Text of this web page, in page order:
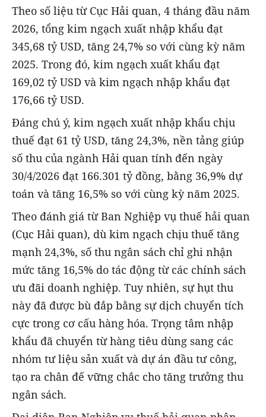
Theo số liệu từ Cục Hải quan, 4 tháng đầu năm
2026, tổng kim ngạch xuất nhập khẩu đạt
345,68 tỷ USD, tăng 24,7% so với cùng kỳ năm
2025. Trong đó, kim ngạch xuất khẩu đạt
169,02 tỷ USD và kim ngạch nhập khẩu đạt
176,66 tỷ USD.
Đáng chú ý, kim ngạch xuất nhập khẩu chịu
thuế đạt 61 tỷ USD, tăng 24,3%, nền tảng giúp
số thu của ngành Hải quan tính đến ngày
30/4/2026 đạt 166.301 tỷ đồng, bằng 36,9% dự
toán và tăng 16,5% so với cùng kỳ năm 2025.
Theo đánh giá từ Ban Nghiệp vụ thuế hải quan
(Cục Hải quan), dù kim ngạch chịu thuế tăng
mạnh 24,3%, số thu ngân sách chỉ ghi nhận
mức tăng 16,5% do tác động từ các chính sách
ưu đãi doanh nghiệp. Tuy nhiên, sự hụt thu
này đã được bù đắp bằng sự dịch chuyển tích
cực trong cơ cấu hàng hóa. Trọng tâm nhập
khẩu đã chuyển từ hàng tiêu dùng sang các
nhóm tư liệu sản xuất và dự án đầu tư công,
tạo ra chân đế vững chắc cho tăng trưởng thu
ngân sách.